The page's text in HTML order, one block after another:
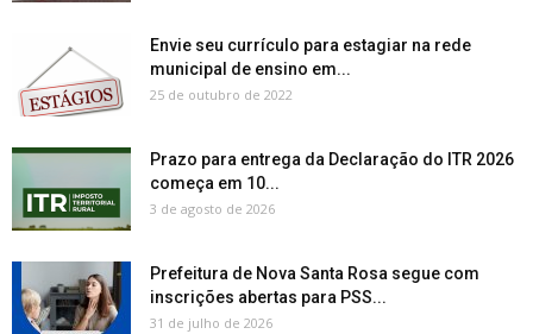
Envie seu currículo para estagiar na rede
municipal de ensino em...
25 de outubro de 2022
Prazo para entrega da Declaração do ITR 2026
começa em 10...
3 de agosto de 2026
Prefeitura de Nova Santa Rosa segue com
inscrições abertas para PSS...
31 de julho de 2026